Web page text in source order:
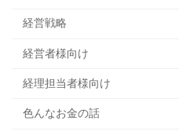
経営戦略
経営者様向け
経理担当者様向け
色んなお金の話